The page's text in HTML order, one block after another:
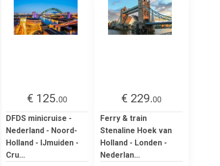
€ 125.00
DFDS minicruise -
Nederland - Noord-
Holland - IJmuiden -
Cru...
€ 229.00
Ferry & train
Stenaline Hoek van
Holland - Londen -
Nederlan...